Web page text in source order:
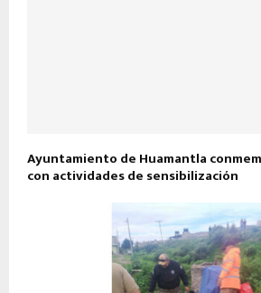
Ayuntamiento de Huamantla
con actividades de sensibilización